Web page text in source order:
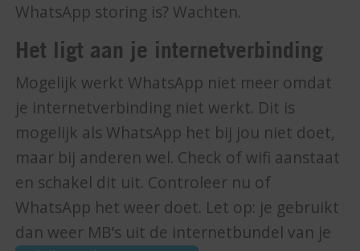
WhatsApp storing is? Wachten.
Het ligt aan je internetverbinding
Mogelijk werkt WhatsApp niet meer omdat
je internetverbinding niet werkt. Dit is
mogelijk als WhatsApp het bij jou niet doet,
maar bij anderen wel. Check of wifi aanstaat
en schakel dit uit. Controleer nu of
WhatsApp het weer doet. Let op: je gebruikt
dan weer MB’s uit de internetbundel van je